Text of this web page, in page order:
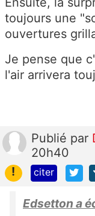
toujours une
ouvertures
Je pense que
l'air arrivera
Publié par
20h40
!
citer
Edsetton a